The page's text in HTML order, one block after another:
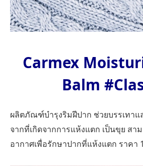
Carmex
Balm
ผลิตภัณฑ์บำรุงริมฝีปาก ช่วยบรรเทาแ
จากที่เกิดจากการแห้งแตก เป็นขุย สา
อากาศเพื่อรักษาปากที่แห้งแตก ราคา